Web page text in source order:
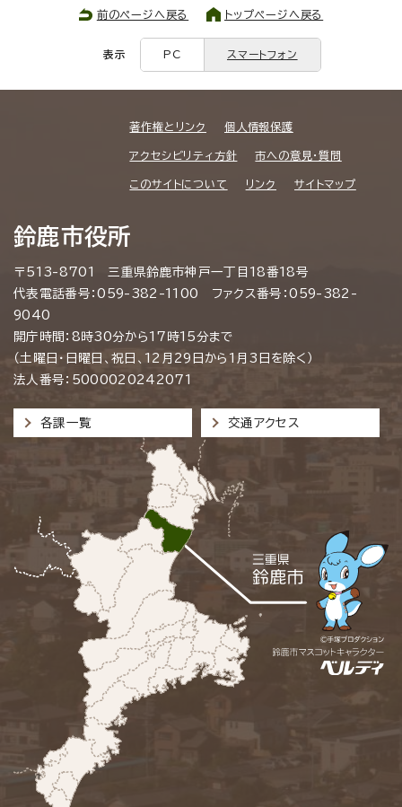
前のページへ戻る トップページへ戻る
表示 PC スマートフォン
著作権とリンク 個人情報保護
アクセシビリティ方針 市への意見・質問
このサイトについて リンク サイトマップ
鈴鹿市役所
〒513-8701 三重県鈴鹿市神戸一丁目18番18号
代表電話番号：059-382-1100 ファクス番号：059-382-
9040
開庁時間：8時30分から17時15分まで
（土曜日・日曜日、祝日、12月29日から1月3日を除く）
法人番号：5000020242071
各課一覧 交通アクセス